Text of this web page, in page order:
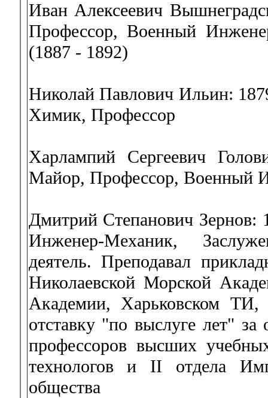
Иван Алексеевич
Профессор, Военный
(1887 - 1892)
Николай Павлович Ильин:
Химик, Профессор
Харлампий Сергеевич
Майор, Профессор, Военный
Дмитрий Степанович
Инженер-Механик,
деятель. Преподавал
Николаевской Морской
Академии, Харьковском
отставку "по выслуге лет"
профессоров высших
технологов и II отдела
общества